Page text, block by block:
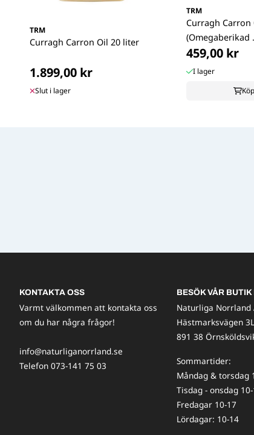
TRM
Curragh Carron Oil 20 liter
1.899,00 kr
Slut i lager
TRM
Curragh Carron
(Omegaberikad
459,00 kr
I lager
KONTAKTA OSS
Varmt välkommen att kontakta oss
om du har några frågor!
info@naturliganorrland.se
Telefon 073-141 75 03
BESÖK VÅR BUTIK
Naturliga Norrland
Hästmarksvägen 3L
891 38
Sommartider:
Måndag & torsdag
Tisdag - onsdag
Fredagar 10-17
Lördagar: 10-14